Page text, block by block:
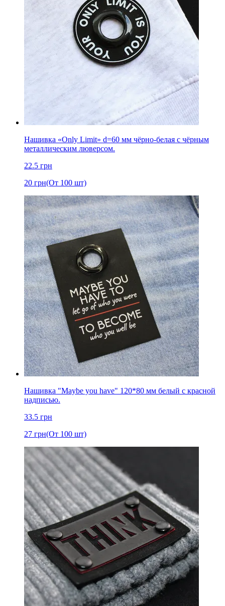
Нашивка «Only Limit» d=60 мм чёрно-белая с чёрным
металлическим люверсом.
22.5 грн
20 грн(От 100 шт)
Нашивка "Maybe you have" 120*80 мм белый с красной
надписью.
33.5 грн
27 грн(От 100 шт)